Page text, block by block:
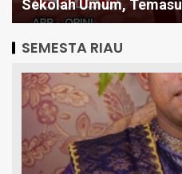
TK
SEMESTA RIAU